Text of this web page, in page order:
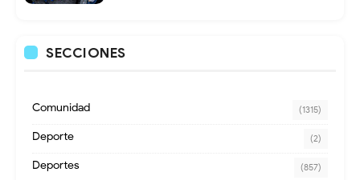
SECCIONES
Comunidad (1315)
Deporte (2)
Deportes (857)